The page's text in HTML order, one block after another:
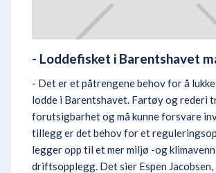
- Loddefisket i Barentshavet
- Det er et påtrengene behov for å
lodde i Barentshavet. Fartøy og rederi
forutsigbarhet og må kunne forsvare
tillegg er det behov for et
legger opp til et mer miljø -og
driftsopplegg. Det sier Espen Jacobsen,